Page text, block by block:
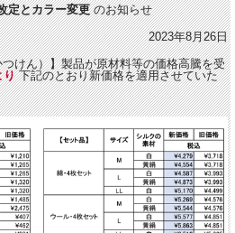
定とカラー変更のお知らせ
2023年8月26日
けん）】製品が原材料等の価格高騰を受
り下記のとおり新価格を適用させていた